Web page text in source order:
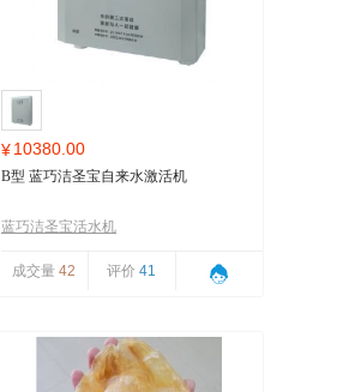
¥10380.00
B型 蓝巧洁圣宝自来水激活机
蓝巧洁圣宝活水机
成交量42 评价41